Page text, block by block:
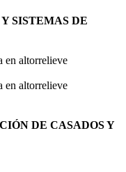
SISTEMAS DE
en altorrelieve
en altorrelieve
DE CASADOS Y